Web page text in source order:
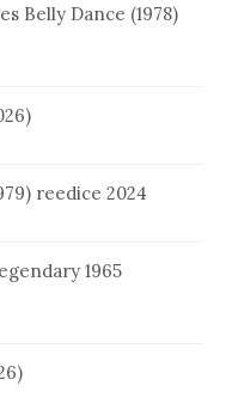
Belly Dance (1978)
reedice 2024
1965